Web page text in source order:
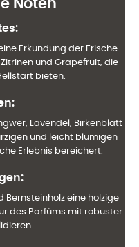
Noten
:
Erkundung der Frische
und Grapefruit, die
bieten.
:
Lavendel, Birkenblatt
und leicht blumigen
Erlebnis bereichert.
:
Bernsteinholz eine holzige
des Parfüms mit robuster